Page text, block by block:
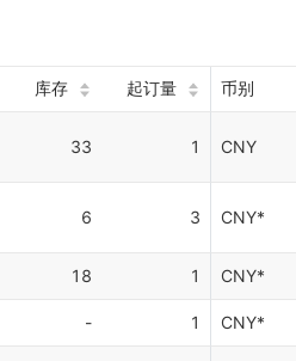
库存 起订量 币别
33 1 CNY
6 3 CNY*
18 1 CNY*
- 1 CNY*